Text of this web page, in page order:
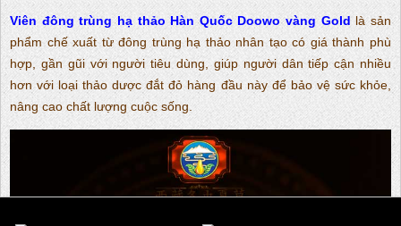
Viên đông trùng hạ thảo Hàn Quốc Doowo vàng Gold là sản
phẩm chế xuất từ đông trùng hạ thảo nhân tạo có giá thành phù
hợp, gần gũi với người tiêu dùng, giúp người dân tiếp cận nhiều
hơn với loại thảo dược đắt đỏ hàng đầu này để bảo vệ sức khỏe,
nâng cao chất lượng cuộc sống.